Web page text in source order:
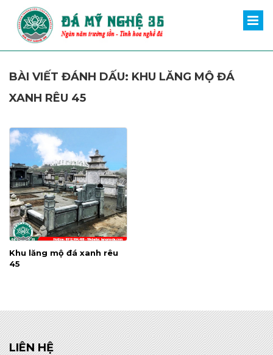
BÀI VIẾT ĐÁNH DẤU: KHU LĂNG MỘ ĐÁ
XANH RÊU 45
Khu lăng mộ đá xanh rêu
45
LIÊN HỆ